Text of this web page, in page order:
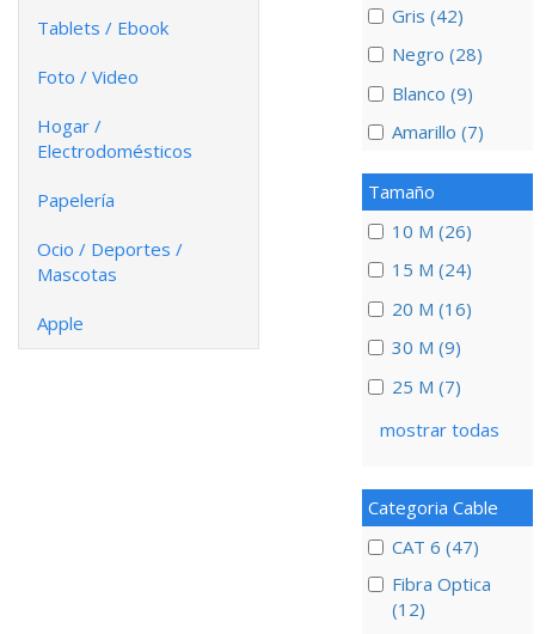
Tablets / Ebook
Foto / Video
Hogar /
Electrodomésticos
Papelería
Ocio / Deportes /
Mascotas
Apple
Gris (42)
Negro (28)
Blanco (9)
Amarillo (7)
Tamaño
10 M (26)
15 M (24)
20 M (16)
30 M (9)
25 M (7)
mostrar todas
Categoria Cable
CAT 6 (47)
Fibra Optica
(12)